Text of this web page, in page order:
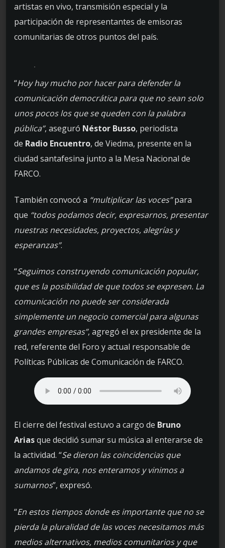
artistas en vivo, transmisión especial y la
participación de representantes de emisoras
comunitarias de otros puntos del país.
“Hoy hay mucho por hacer para defender la
comunicación democrática para que no sean solo
unos pocos los que se queden con la palabra
pública”, aseguró Néstor Busso, periodista
de Radio Encuentro, de Viedma, presente en la
ciudad santafesina junto a la Mesa Nacional de
FARCO.
También convocó a “multiplicar las voces”para
que “todos podamos decir, expresarnos, presentar
nuestras necesidades, proyectos, alegrías y
esperanzas”.
“Seguimos construyendo comunicación popular,
que es la posibilidad de que todos se expresen. La
comunicación no puede ser considerada
simplemente un negocio comercial para algunas
grandes empresas”, agregó el ex presidente de la
red, referente del Foro y actual responsable de
Políticas Públicas de Comunicación de FARCO.
El cierre del festival estuvo a cargo de Bruno
Ariasque decidió sumar su música al enterarse de
la actividad. “Se dieron las coincidencias que
andamos de gira, nos enteramos y vinimos a
sumarnos”, expresó.
“En estos tiempos donde es importante que no se
pierda la pluralidad de las voces necesitamos más
medios alternativos, medios comunitarios y que